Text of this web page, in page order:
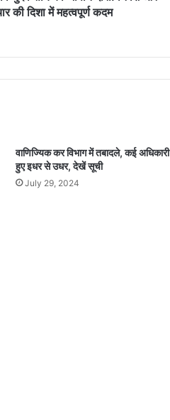
की दिशा में महत्वपूर्ण कदम
वाणिज्यिक कर विभाग में तबादले, कई अधिकारी
हुए इधर से उधर, देखें सूची
July 29, 2024